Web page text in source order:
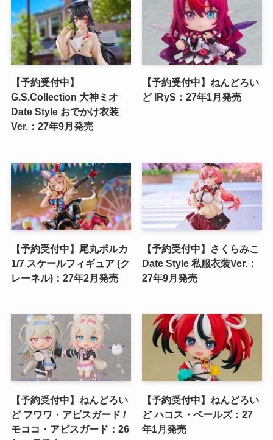
【予約受付中】
G.S.Collection 大神ミオ
Date Style おでかけ衣装
Ver.：27年9月発売
【予約受付中】ねんどろい
ど IRyS：27年1月発売
【予約受付中】尾丸ポルカ
1/7 スケールフィギュア (ク
レーネル)：27年2月発売
【予約受付中】さくらみこ
Date Style 私服衣装Ver.：
27年9月発売
【予約受付中】ねんどろい
ど フワワ・アビスガード /
モココ・アビスガード：26
【予約受付中】ねんどろい
ど ハコス・ベールズ：27
年1月発売